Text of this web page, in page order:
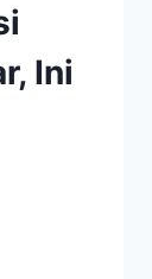
Ini